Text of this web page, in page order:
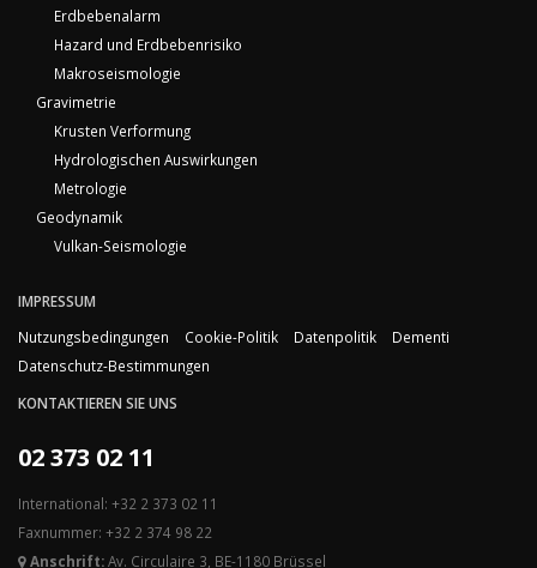
Erdbebenalarm
Hazard und Erdbebenrisiko
Makroseismologie
Gravimetrie
Krusten Verformung
Hydrologischen Auswirkungen
Metrologie
Geodynamik
Vulkan-Seismologie
IMPRESSUM
Nutzungsbedingungen
Cookie-Politik Datenpolitik
Dementi
Datenschutz-Bestimmungen
KONTAKTIEREN SIE UNS
02 373 02 11
International: +32 2 373 02 11
Faxnummer: +32 2 374 98 22
Anschrift:Av. Circulaire 3, BE-1180 Brüssel